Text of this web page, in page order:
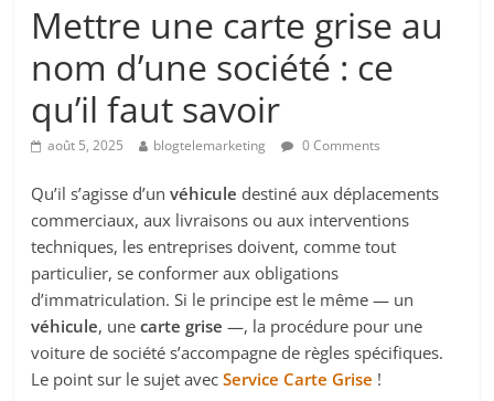
Mettre une carte grise au
nom d’une société : ce
qu’il faut savoir
août 5, 2025 blogtelemarketing 0 Comments
Qu’il s’agisse d’unvéhicule destiné aux déplacements
commerciaux, aux livraisons ou aux interventions
techniques, les entreprises doivent, comme tout
particulier, se conformer aux obligations
d’immatriculation. Si le principe est le même — un
véhicule, unecarte grise —, la procédure pour une
voiture de société s’accompagne de règles spécifiques.
Le point sur le sujet avecService Carte Grise !